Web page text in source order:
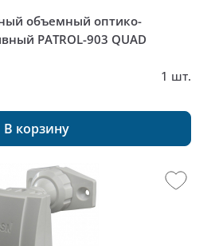
объемный оптико-
PATROL-903 QUAD
1 шт.
В корзину